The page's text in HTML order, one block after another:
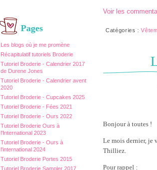
Pages
Les blogs où je me promène
Récapitulatif tutoriels Broderie
Tutoriel Broderie - Calendrier 2017
de Durene Jones
Tutoriel Broderie - Calendrier avent
2020
Tutoriel Broderie - Cupcakes 2025
Tutoriel Broderie - Fées 2021
Tutoriel Broderie - Ours 2022
Tutoriel Broderie Ours à
l'International 2023
Tutoriel Broderie - Ours à
l'international 2024
Tutoriel Broderie Portes 2015
Tutoriel Broderie Sampler 2017
Voir les
Catégories :
Bonjour à toutes !
Le mois dernier, je
Thilliez.
Pour rappel :